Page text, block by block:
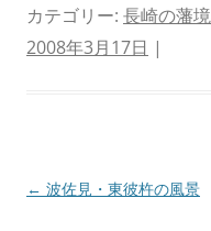
カテゴリー: 長崎の藩
2008年3月17日 |
投
← 波佐見・東彼杵の風景